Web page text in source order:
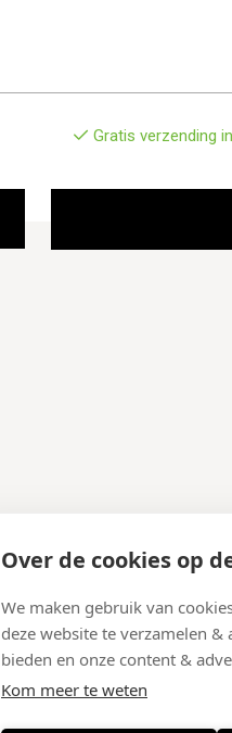
Over de cookies op
We maken gebruik van
deze website te verzamelen
bieden en onze content &
Kom meer te weten
Gratis verzending